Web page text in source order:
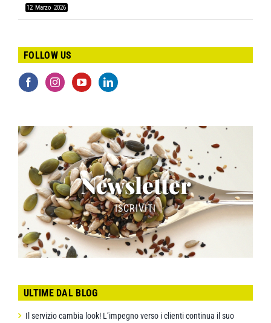
12 Marzo 2026
FOLLOW US
Newsletter
ISCRIVITI
ULTIME DAL BLOG
Il servizio cambia look! L’impegno verso i clienti continua il suo